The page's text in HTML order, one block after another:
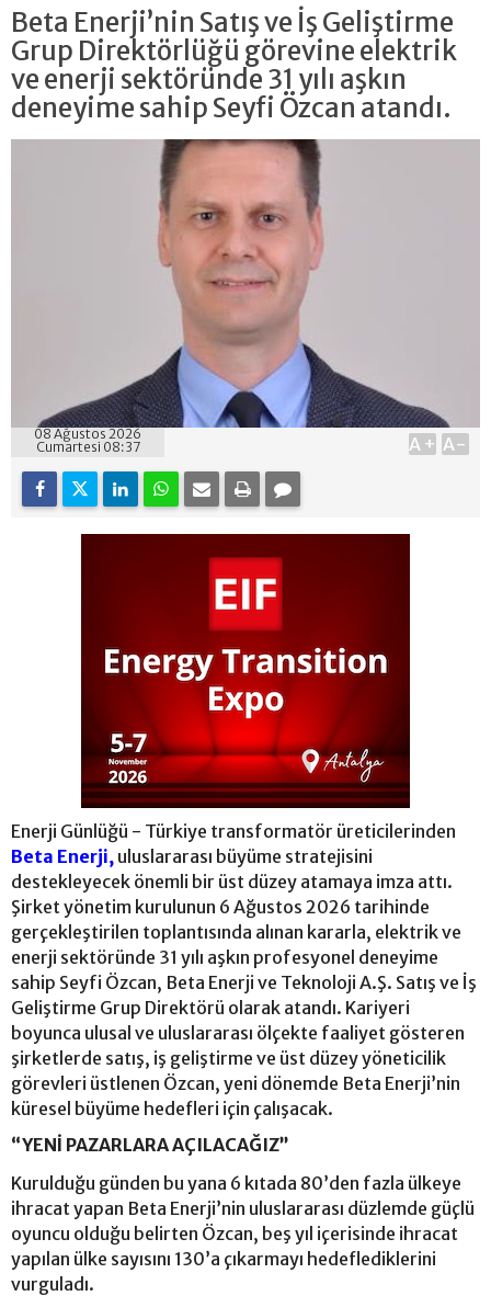
Beta Enerji’nin Satış ve İş Geliştirme
Grup Direktörlüğü görevine elektrik
ve enerji sektöründe 31 yılı aşkın
deneyime sahip Seyfi Özcan atandı.
08 Ağustos 2026
Cumartesi 08:37
A+ A-
Enerji Günlüğü - Türkiye transformatör üreticilerinden
Beta Enerji, uluslararası büyüme stratejisini
destekleyecek önemli bir üst düzey atamaya imza attı.
Şirket yönetim kurulunun 6 Ağustos 2026 tarihinde
gerçekleştirilen toplantısında alınan kararla, elektrik ve
enerji sektöründe 31 yılı aşkın profesyonel deneyime
sahip Seyfi Özcan, Beta Enerji ve Teknoloji A.Ş. Satış ve İş
Geliştirme Grup Direktörü olarak atandı. Kariyeri
boyunca ulusal ve uluslararası ölçekte faaliyet gösteren
şirketlerde satış, iş geliştirme ve üst düzey yöneticilik
görevleri üstlenen Özcan, yeni dönemde Beta Enerji’nin
küresel büyüme hedefleri için çalışacak.
“YENİ PAZARLARA AÇILACAĞIZ”
Kurulduğu günden bu yana 6 kıtada 80’den fazla ülkeye
ihracat yapan Beta Enerji’nin uluslararası düzlemde güçlü
oyuncu olduğu belirten Özcan, beş yıl içerisinde ihracat
yapılan ülke sayısını 130’a çıkarmayı hedeflediklerini
vurguladı.